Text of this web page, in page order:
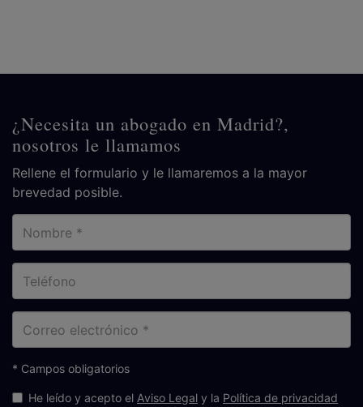
¿Necesita un abogado en Madrid?,
nosotros le llamamos
Rellene el formulario y le llamaremos a la mayor
brevedad posible.
electrónico
* Campos obligatorios
He leído y acepto el Aviso Legal y la Política de privacidad